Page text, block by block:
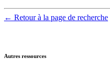
← Retour à la page de recherche
Autres ressources